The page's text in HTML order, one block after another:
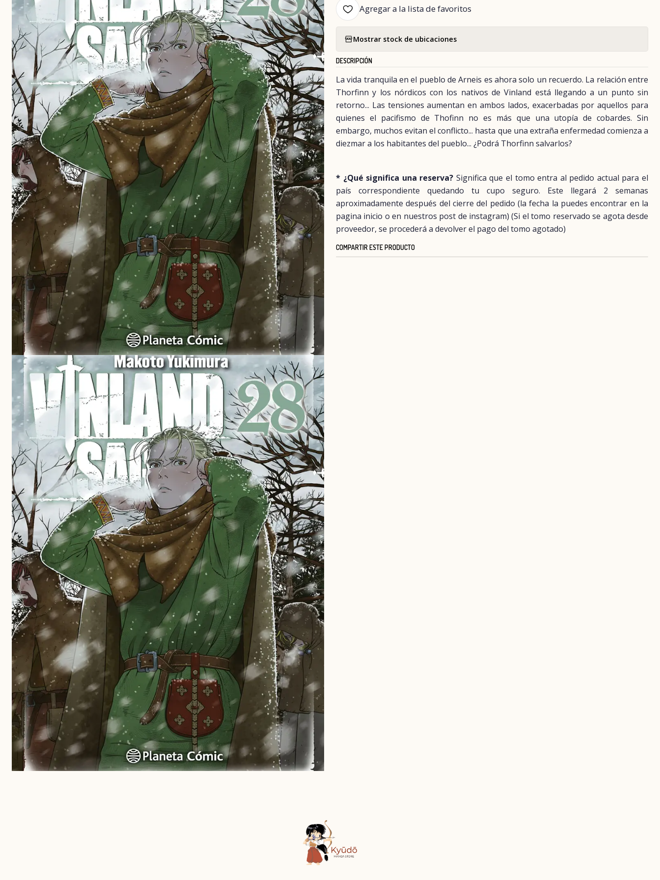
Agregar a la lista de favoritos
Mostrar stock de ubicaciones
DESCRIPCIÓN
La vida tranquila en el pueblo de Arneis es ahora solo un recuerdo. La relación entre
Thorfinn y los nórdicos con los nativos de Vinland está llegando a un punto sin
retorno... Las tensiones aumentan en ambos lados, exacerbadas por aquellos para
quienes el pacifismo de Thofinn no es más que una utopía de cobardes. Sin
embargo, muchos evitan el conflicto... hasta que una extraña enfermedad comienza a
diezmar a los habitantes del pueblo... ¿Podrá Thorfinn salvarlos?
* ¿Qué significa una reserva? Significa que el tomo entra al pedido actual para el
país correspondiente quedando tu cupo seguro. Este llegará 2 semanas
aproximadamente después del cierre del pedido (la fecha la puedes encontrar en la
pagina inicio o en nuestros post de instagram) (Si el tomo reservado se agota desde
proveedor, se procederá a devolver el pago del tomo agotado)
COMPARTIR ESTE PRODUCTO